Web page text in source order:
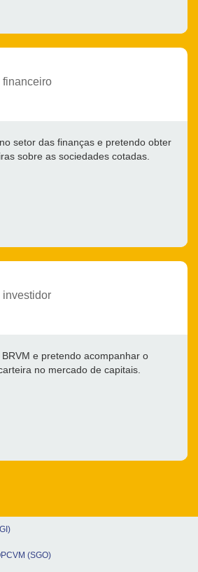
financeiro
setor das finanças e pretendo obter
sobre as sociedades cotadas.
investidor
e pretendo acompanhar o
no mercado de capitais.
(SGO)